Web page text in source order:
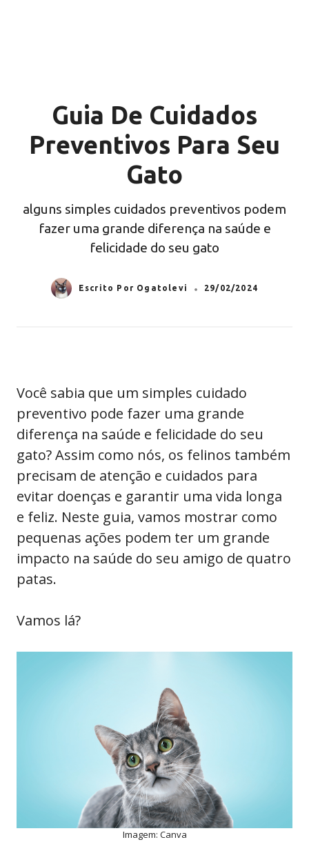
Guia De Cuidados
Preventivos Para Seu
Gato
alguns simples cuidados preventivos podem
fazer uma grande diferença na saúde e
felicidade do seu gato
Escrito Por Ogatolevi 29/02/2024
Você sabia que um simples cuidado
preventivo pode fazer uma grande
diferença na saúde e felicidade do seu
gato? Assim como nós, os felinos também
precisam de atenção e cuidados para
evitar doenças e garantir uma vida longa
e feliz. Neste guia, vamos mostrar como
pequenas ações podem ter um grande
impacto na saúde do seu amigo de quatro
patas.
Vamos lá?
Imagem: Canva